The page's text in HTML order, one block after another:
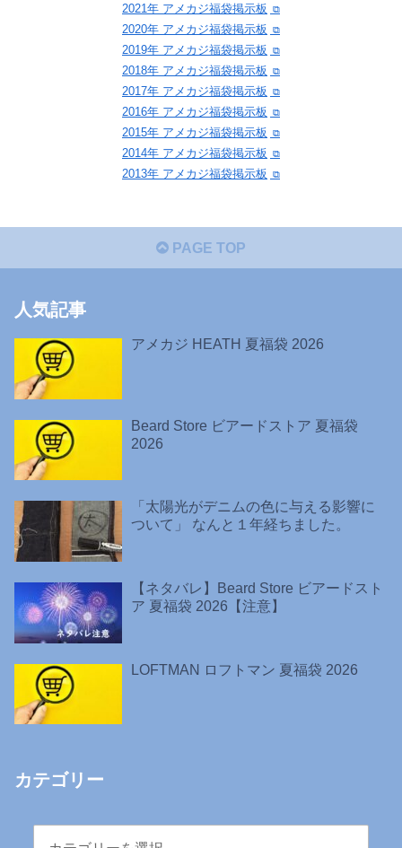
2021年 アメカジ福袋掲示板
2020年 アメカジ福袋掲示板
2019年 アメカジ福袋掲示板
2018年 アメカジ福袋掲示板
2017年 アメカジ福袋掲示板
2016年 アメカジ福袋掲示板
2015年 アメカジ福袋掲示板
2014年 アメカジ福袋掲示板
2013年 アメカジ福袋掲示板
PAGE TOP
人気記事
アメカジ HEATH 夏福袋 2026
Beard Store ビアードストア 夏福袋
2026
「太陽光がデニムの色に与える影響に
ついて」 なんと１年経ちました。
【ネタバレ】Beard Store ビアードスト
ア 夏福袋 2026【注意】
LOFTMAN ロフトマン 夏福袋 2026
カテゴリー